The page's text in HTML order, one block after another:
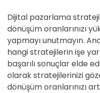
Dijital pazarlama
dönüşüm oranlarınızı
yapmayı unutmayın.
hangi stratejilerin işe
başarılı sonuçlar elde
olarak stratejilerinizi
dönüşüm oranlarınızı